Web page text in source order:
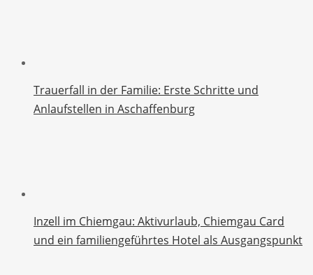
Trauerfall in der Familie: Erste Schritte und
Anlaufstellen in Aschaffenburg
Inzell im Chiemgau: Aktivurlaub, Chiemgau Card
und ein familiengeführtes Hotel als Ausgangspunkt